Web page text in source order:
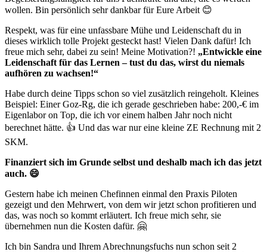
wollen. Bin persönlich sehr dankbar für Eure Arbeit 😊
Respekt, was für eine unfassbare Mühe und Leidenschaft du in
dieses wirklich tolle Projekt gesteckt hast! Vielen Dank dafür! Ich
freue mich sehr, dabei zu sein! Meine Motivation?! „Entwickle eine
Leidenschaft für das Lernen – tust du das, wirst du niemals
aufhören zu wachsen!“
Habe durch deine Tipps schon so viel zusätzlich reingeholt. Kleines
Beispiel: Einer Goz-Rg, die ich gerade geschrieben habe: 200,-€ im
Eigenlabor on Top, die ich vor einem halben Jahr noch nicht
berechnet hätte. 👍 Und das war nur eine kleine ZE Rechnung mit 2
SKM.
Finanziert sich im Grunde selbst und deshalb mach ich das jetzt
auch. 😄
Gestern habe ich meinen Chefinnen einmal den Praxis Piloten
gezeigt und den Mehrwert, von dem wir jetzt schon profitieren und
das, was noch so kommt erläutert. Ich freue mich sehr, sie
übernehmen nun die Kosten dafür. 🤗
Ich bin Sandra und Ihrem Abrechnungsfuchs nun schon seit 2